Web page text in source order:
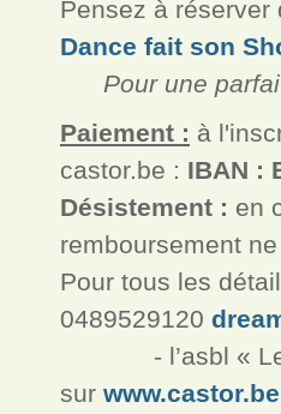
Pensez à
Dance fait son
Pour une
Paiement : à
castor.be : IBAN :
Désistement : en
remboursement
Pour tous les
0489529120
- l’asbl « Les
sur www.castor.be